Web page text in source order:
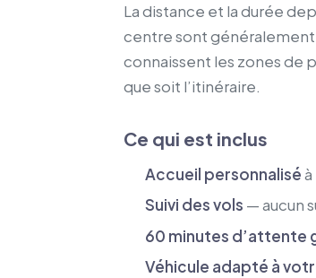
La distance et la durée
centre sont généralement
connaissent les zones de
que soit l’itinéraire.
Ce qui est inclus
Accueil personnalisé
Suivi des vols — aucun
60 minutes d’attente
Véhicule adapté à